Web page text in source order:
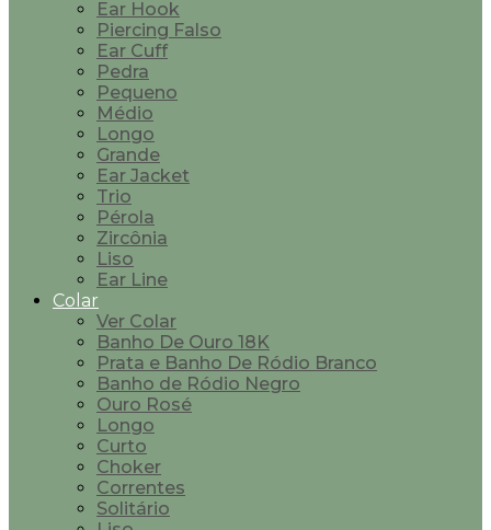
Ear Hook
Piercing Falso
Ear Cuff
Pedra
Pequeno
Médio
Longo
Grande
Ear Jacket
Trio
Pérola
Zircônia
Liso
Ear Line
Colar
Ver Colar
Banho De Ouro 18K
Prata e Banho De Ródio Branco
Banho de Ródio Negro
Ouro Rosé
Longo
Curto
Choker
Correntes
Solitário